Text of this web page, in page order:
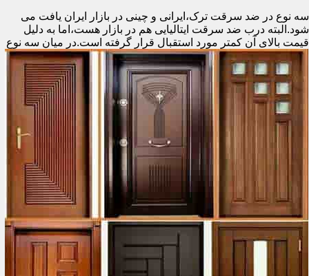
سه نوع در ضد سرقت ترک،ایرانی و چینی در بازار ایران یافت می
شود.البته درب ضد سرقت ایتالیایی هم در بازار هست،اما به دلیل
قیمت بالای آن کمتر مورد استقبال قرار گرفته است.در میان سه نوع